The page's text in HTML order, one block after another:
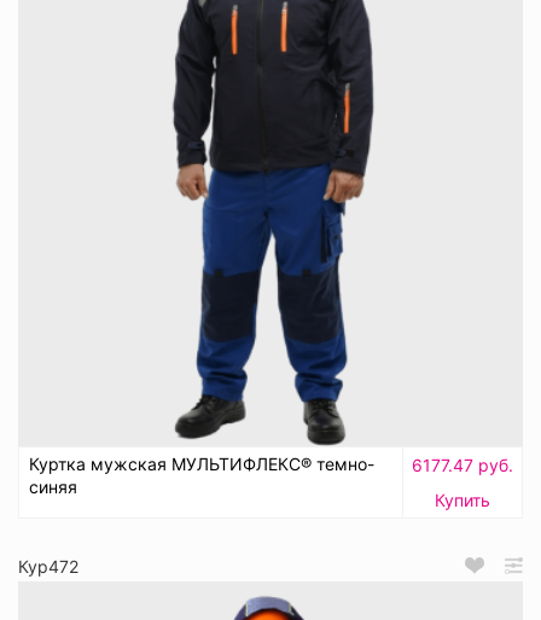
Куртка мужская МУЛЬТИФЛЕКС® темно-
синяя
6177.47 руб.
Купить
Кур472